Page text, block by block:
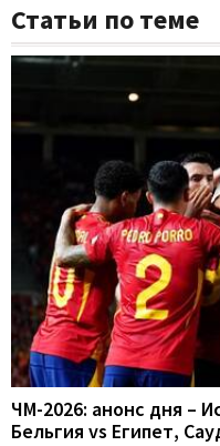
Статьи по теме
ЧМ-2026: анонс дня –
Бельгия vs Египет,